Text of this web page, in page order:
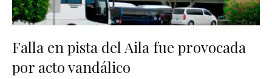
Falla en pista del Aila fue provocada
por acto vandálico